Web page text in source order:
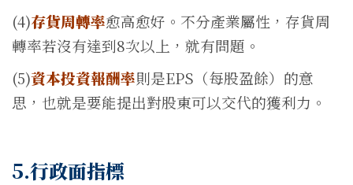
(4)存貨周轉率愈高愈好。不分產業屬性，存貨周
轉率若沒有達到8次以上，就有問題。
(5)資本投資報酬率則是EPS（每股盈餘）的意
思，也就是要能提出對股東可以交代的獲利力。
5.行政面指標